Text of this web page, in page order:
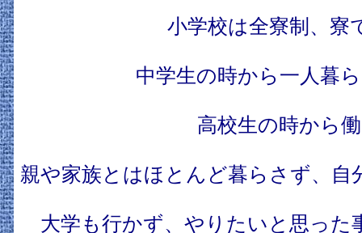
小学校は全寮制、寮
中学生の時から一人暮
高校生の時から
親や家族とはほとんど暮らさず、
大学も行かず、やりたいと思っ